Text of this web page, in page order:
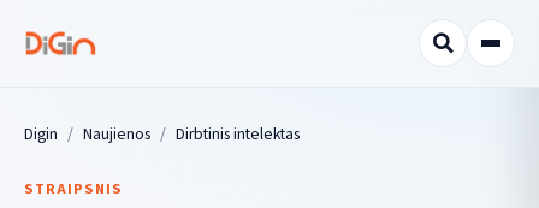
Digin Naujienos Dirbtinis intelektas
STRAIPSNIS